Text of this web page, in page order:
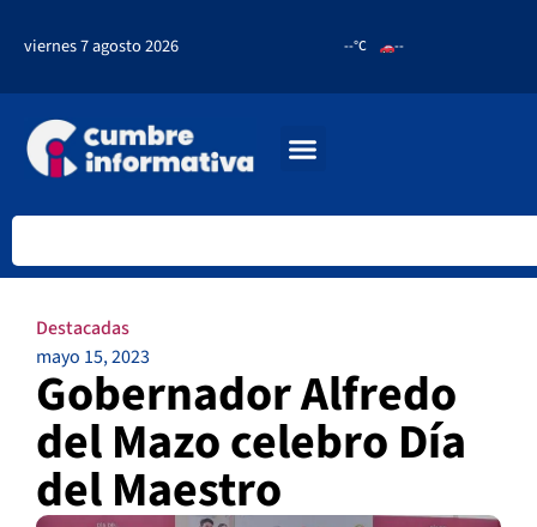
viernes 7 agosto 2026 --°C --
Destacadas
mayo 15, 2023
Gobernador Alfredo
del Mazo celebro Día
del Maestro